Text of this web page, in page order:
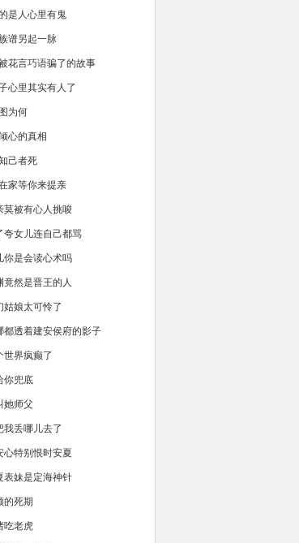
是人心里有鬼
谱另起一脉
花言巧语骗了的故事
心里其实有人了
为何
心的真相
己者死
家等你来提亲
莫被有心人挑唆
夸女儿连自己都骂
你是会读心术吗
然是晋王的人
娘太可怜了
透着建安侯府的影子
世界疯癫了
你兜底
她师父
丢哪儿去了
心特别恨时安夏
表妹是定海神针
的死期
吃老虎